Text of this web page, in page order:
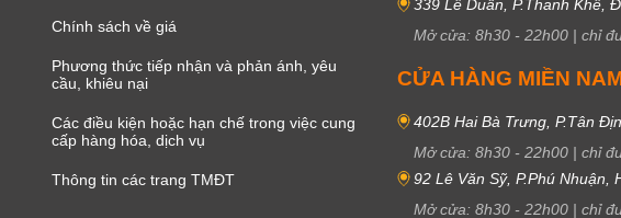
Chính sách về giá
Phương thức tiếp nhận và phản ánh, yêu
cầu, khiêu nại
Các điều kiện hoặc hạn chế trong việc cung
cấp hàng hóa, dịch vụ
Thông tin các trang TMĐT
339 Lê Duẩn, P.Thanh Khê,
Mở cửa: 8h30 - 22h00 | chỉ
CỬA HÀNG MIỀN
402B Hai Bà Trưng, P.Tân
Mở cửa: 8h30 - 22h00 | chỉ
92 Lê Văn Sỹ, P.Phú Nhuận,
Mở cửa: 8h30 - 22h00 | chỉ